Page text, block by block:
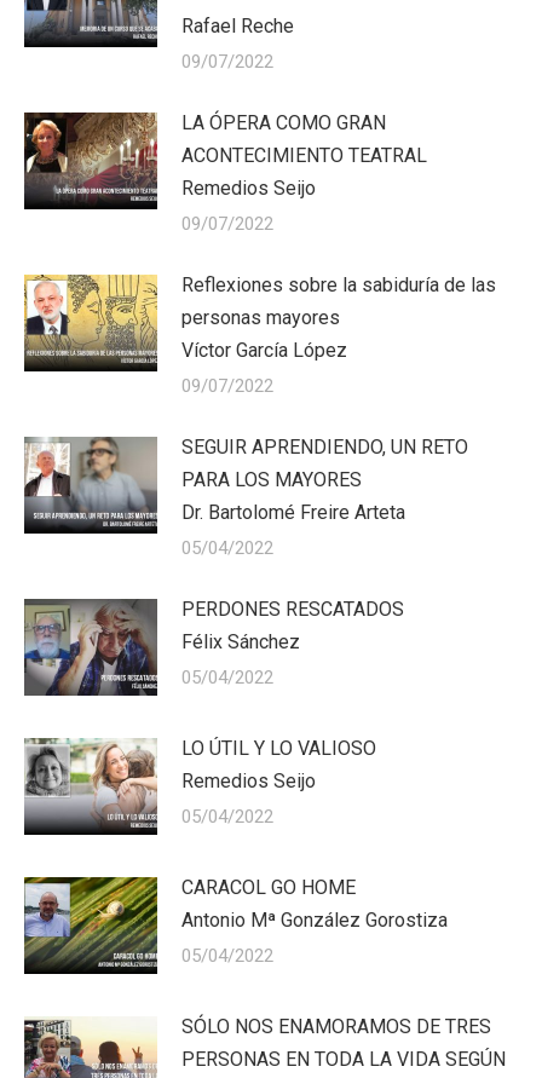
Rafael Reche
09/07/2022
LA ÓPERA COMO GRAN
ACONTECIMIENTO TEATRAL
Remedios Seijo
09/07/2022
Reflexiones sobre la sabiduría de las
personas mayores
Víctor García López
09/07/2022
SEGUIR APRENDIENDO, UN RETO
PARA LOS MAYORES
Dr. Bartolomé Freire Arteta
05/04/2022
PERDONES RESCATADOS
Félix Sánchez
05/04/2022
LO ÚTIL Y LO VALIOSO
Remedios Seijo
05/04/2022
CARACOL GO HOME
Antonio Mª González Gorostiza
05/04/2022
SÓLO NOS ENAMORAMOS DE TRES
PERSONAS EN TODA LA VIDA SEGÚN